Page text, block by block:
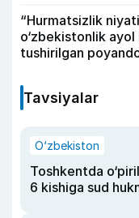
“Hurmatsizlik
o‘zbekistonlik
tushirilgan
Tavsiyalar
O‘zbekiston
Toshkentda
6 kishiga sud